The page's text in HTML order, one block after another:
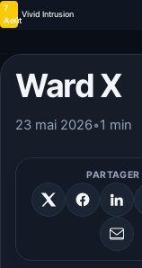
7
Août
Vivid Intrusion
Ward X
23 mai 2026•1 min
PARTAGER